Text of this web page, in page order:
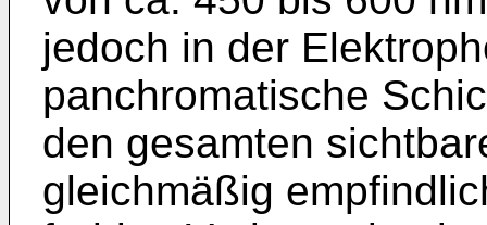
jedoch in der
panchromatische
den gesamten
gleichmäßig